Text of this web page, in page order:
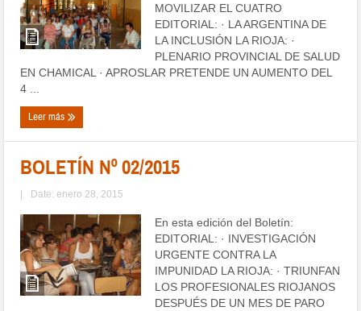
MOVILIZAR EL CUATRO
EDITORIAL: · LA ARGENTINA DE
LA INCLUSIÓN LA RIOJA: ·
PLENARIO PROVINCIAL DE SALUD
EN CHAMICAL · APROSLAR PRETENDE UN AUMENTO DEL
4 ...
Leer más
BOLETÍN Nº 02/2015
| Date: enero 28, 2015
En esta edición del Boletín:
EDITORIAL: · INVESTIGACIÓN
URGENTE CONTRA LA
IMPUNIDAD LA RIOJA: · TRIUNFAN
LOS PROFESIONALES RIOJANOS
DESPUÉS DE UN MES DE PARO